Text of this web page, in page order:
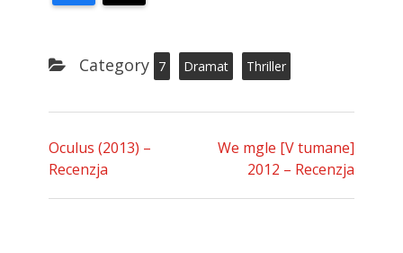
Category 7 Dramat Thriller
Oculus (2013) –
Recenzja
We mgle [V tumane]
2012 – Recenzja